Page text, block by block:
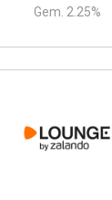
Gem. 2.25%